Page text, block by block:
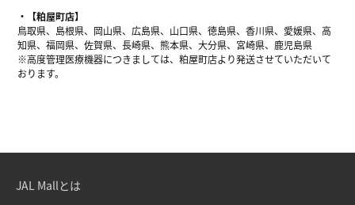
【粕屋町店】
鳥取県、島根県、岡山県、広島県、山口県、徳島県、香川県、愛媛県、高
知県、福岡県、佐賀県、長崎県、熊本県、大分県、宮崎県、鹿児島県
※高度管理医療機器につきましては、粕屋町店より発送させていただいて
おります。
JAL Mallとは